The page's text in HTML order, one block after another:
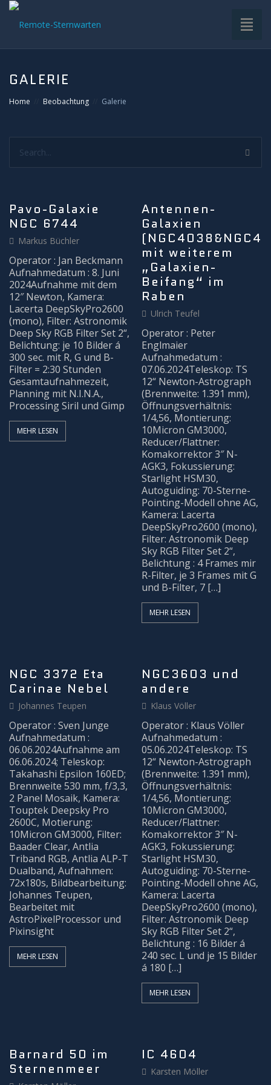
VDS-STERNWARTE
SOFTWARE
BETRIEB
BEOBACHTUNG
Galerie
Beobachtung Hochladen
Archiv
REMOTE-STERNWARTEN
GALERIE
Home Beobachtung Galerie
Pavo-Galaxie
NGC 6744
Markus Büchler
Operator : Jan Beckmann
Aufnahmedatum : 8. Juni
2024Aufnahme mit dem
12″ Newton, Kamera:
Lacerta DeepSkyPro2600
(mono), Filter: Astronomik
Deep Sky RGB Filter Set 2“,
Belichtung: je 10 Bilder á
300 sec. mit R, G und B-
Filter = 2:30 Stunden
Gesamtaufnahmezeit,
Planning mit N.I.N.A.,
Processing Siril und Gimp
MEHR LESEN
Antennen-
Galaxien
mit weiterem
„Galaxien-
Beifang“ im
Raben
Ulrich Teufel
Operator : Peter
Englmaier
Aufnahmedatum :
07.06.2024Teleskop: TS
12“ Newton-Astrograph
(Brennweite: 1.391 mm),
Öffnungsverhältnis:
1/4,56, Montierung:
10Micron GM3000,
Reducer/Flattner:
Komakorrektor 3″ N-
AGK3, Fokussierung:
Starlight HSM30,
Autoguiding: 70-Sterne-
Pointing-Modell ohne AG,
Kamera: Lacerta
DeepSkyPro2600 (mono),
Filter: Astronomik Deep
Sky RGB Filter Set 2“,
Belichtung : 4 Frames mir
R-Filter, je 3 Frames mit G
und B-Filter, 7 […]
MEHR LESEN
NGC 3372 Eta
Carinae Nebel
Johannes Teupen
Operator : Sven Junge
Aufnahmedatum :
06.06.2024Aufnahme am
06.06.2024; Teleskop:
Takahashi Epsilon 160ED;
Brennweite 530 mm, f/3,3,
2 Panel Mosaik, Kamera:
Touptek Deepsky Pro
2600C, Motierung:
10Micron GM3000, Filter:
Baader Clear, Antlia
Triband RGB, Antlia ALP-T
Dualband, Aufnahmen:
72x180s, Bildbearbeitung:
Johannes Teupen,
Bearbeitet mit
AstroPixelProcessor und
Pixinsight
MEHR LESEN
NGC3603 und
andere
Klaus Völler
Operator : Klaus Völler
Aufnahmedatum :
05.06.2024Teleskop: TS
12“ Newton-Astrograph
(Brennweite: 1.391 mm),
Öffnungsverhältnis:
1/4,56, Montierung:
10Micron GM3000,
Reducer/Flattner:
Komakorrektor 3″ N-
AGK3, Fokussierung:
Starlight HSM30,
Autoguiding: 70-Sterne-
Pointing-Modell ohne AG,
Kamera: Lacerta
DeepSkyPro2600 (mono),
Filter: Astronomik Deep
Sky RGB Filter Set 2“,
Belichtung : 16 Bilder á
240 sec. L und je 15 Bilder
á 180 […]
MEHR LESEN
Barnard 50 im
Sternenmeer
IC 4604
Karsten Möller